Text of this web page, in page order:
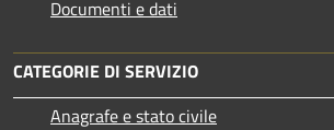
Documenti e dati
CATEGORIE DI SERVIZIO
Anagrafe e stato civile